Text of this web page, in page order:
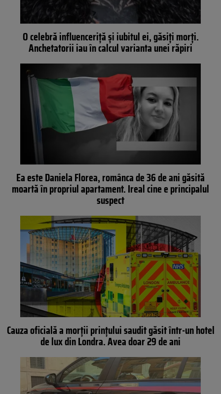
O celebră influenceriță și iubitul ei, găsiți morți.
Anchetatorii iau în calcul varianta unei răpiri
Ea este Daniela Florea, românca de 36 de ani găsită
moartă în propriul apartament. Ireal cine e principalul
suspect
Cauza oficială a morții prințului saudit găsit într-un hotel
de lux din Londra. Avea doar 29 de ani